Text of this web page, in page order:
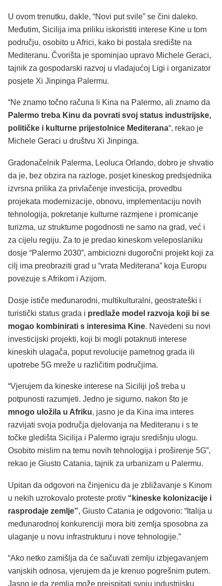
U ovom trenutku, dakle, “Novi put svile” se čini daleko.
Međutim, Sicilija ima priliku iskoristiti interese Kine u tom
području, osobito u Africi, kako bi postala središte na
Mediteranu. Čvorišta je spominjao upravo Michele Geraci,
tajnik za gospodarski razvoj u vladajućoj Ligi i organizator
posjete Xi Jinpinga Palermu.
“Ne znamo točno računa li Kina na Palermo, ali znamo da
Palermo treba Kinu da povrati svoj status industrijske,
političke i kulturne prijestolnice Mediterana“, rekao je
Michele Geraci u društvu Xi Jinpinga.
Gradonačelnik Palerma, Leoluca Orlando, dobro je shvatio
da je, bez obzira na razloge, posjet kineskog predsjednika
izvrsna prilika za privlačenje investicija, provedbu
projekata modernizacije, obnovu, implementaciju novih
tehnologija, pokretanje kulturne razmjene i promicanje
turizma, uz strukturne pogodnosti ne samo na grad, već i
za cijelu regiju. Za to je predao kineskom veleposlaniku
dosje “Palermo 2030”, ambiciozni dugoročni projekt koji za
cilj ima preobraziti grad u “vrata Mediterana” koja Europu
povezuje s Afrikom i Azijom.
Dosje ističe međunarodni, multikulturalni, geostrateški i
turistički status grada i predlaže model razvoja koji bi se
mogao kombinirati s interesima Kine. Navedeni su novi
investicijski projekti, koji bi mogli potaknuti interese
kineskih ulagača, poput revolucije pametnog grada ili
upotrebe 5G mreže u različitim područjima.
“Vjerujem da kineske interese na Siciliji još treba u
potpunosti razumjeti. Jedno je sigurno, nakon što je
mnogo uložila u Afriku, jasno je da Kina ima interes
razvijati svoja područja djelovanja na Mediteranu i s te
točke gledišta Sicilija i Palermo igraju središnju ulogu.
Osobito mislim na temu novih tehnologija i proširenje 5G”,
rekao je Giusto Catania, tajnik za urbanizam u Palermu.
Upitan da odgovori na činjenicu da je zbližavanje s Kinom
u nekih uzrokovalo proteste protiv “kineske kolonizacije i
rasprodaje zemlje”, Giusto Catania je odgovorio: “Italija u
međunarodnoj konkurenciji mora biti zemlja sposobna za
ulaganje u novu infrastrukturu i nove tehnologije.”
“Ako netko zamišlja da će sačuvati zemlju izbjegavanjem
vanjskih odnosa, vjerujem da je krenuo pogrešnim putem.
Jasno je da zemlja može preispitati svoju industrijsku